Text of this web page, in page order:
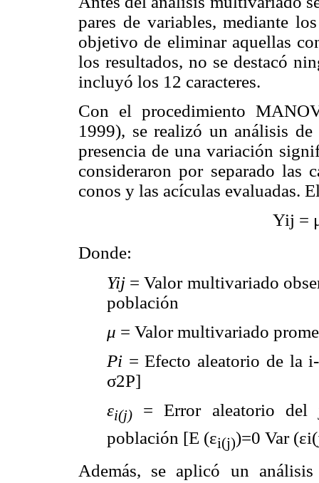
pares de variables, mediante
objetivo de eliminar aquellas
los resultados, no se destacó
incluyó los 12 caracteres.
Con el procedimiento
1999), se realizó un análisis
presencia de una variación
consideraron por separado las
conos y las acículas evaluadas.
Yij =
Donde:
Yij = Valor multivariado
población
μ = Valor multivariado
Pi = Efecto aleatorio de la
σ2P]
εi(j)
= Error aleatorio del
población [E (εi(j))=0 Var
Además, se aplicó un